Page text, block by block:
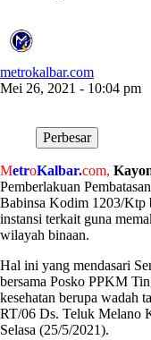
metrokalbar.com
Mei 26, 2021 - 10:04 pm
Perbesar
MetroKalbar.com,
Pemberlakuan
Babinsa Kodim 1203/Ktp
instansi terkait guna
wilayah binaan.
Hal ini yang mendasari
bersama Posko PPKM
kesehatan berupa wadah
RT/06 Ds. Teluk Melano
Selasa (25/5/2021).